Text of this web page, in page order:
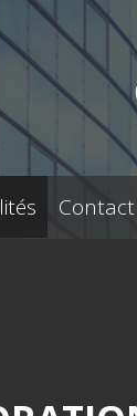
Contact